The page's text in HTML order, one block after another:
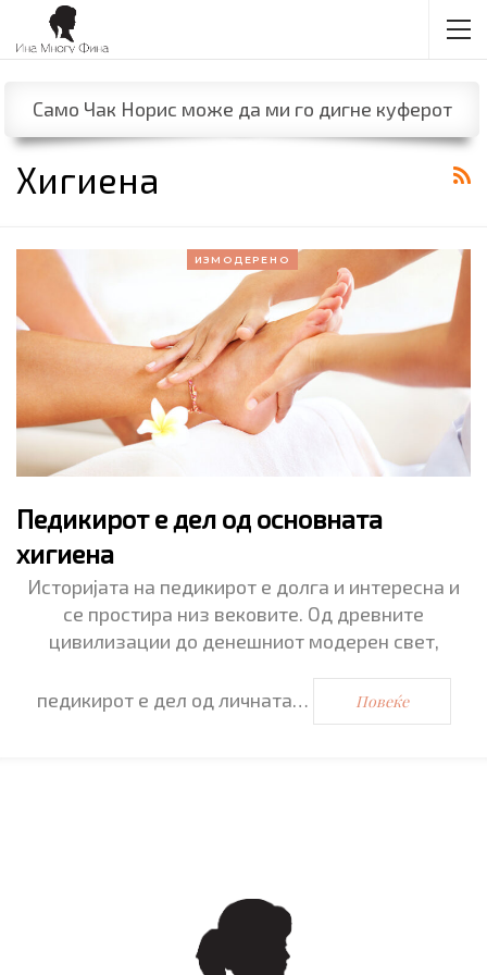
Само Чак Норис може да ми го дигне куферот
Хигиена
ИЗМОДЕРЕНО
Педикирот е дел од основната
хигиена
Историјата на педикирот е долга и интересна и
се простира низ вековите. Од древните
цивилизации до денешниот модерен свет,
педикирот е дел од личната… Повеќе